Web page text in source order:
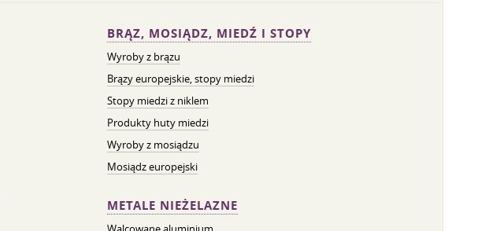
BRĄZ, MOSIĄDZ, MIEDŹ I STOPY
Wyroby z brązu
Brązy europejskie, stopy miedzi
Stopy miedzi z niklem
Produkty huty miedzi
Wyroby z mosiądzu
Mosiądz europejski
METALE NIEŻELAZNE